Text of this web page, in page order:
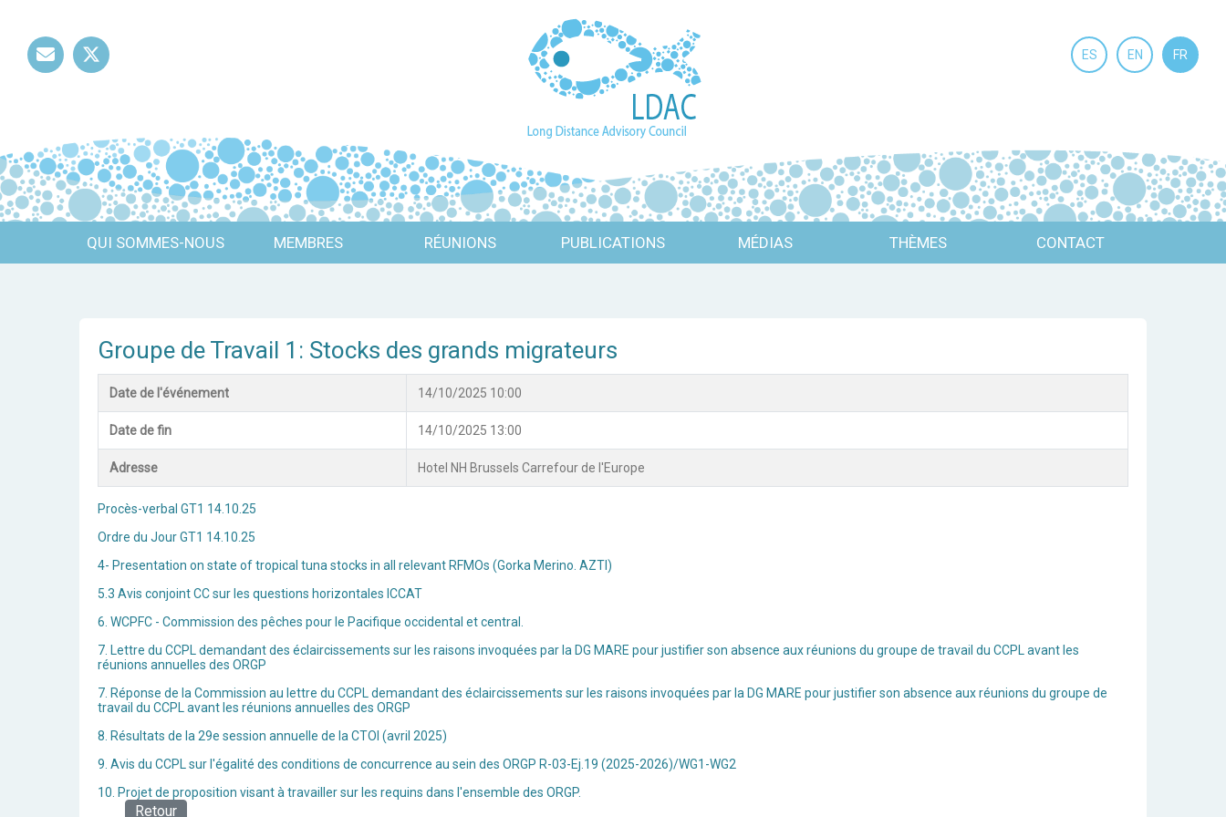
ES EN FR
QUI SOMMES-NOUS MEMBRES RÉUNIONS PUBLICATIONS MÉDIAS THÈMES CONTACT
Groupe de Travail 1: Stocks des grands migrateurs
Procès-verbal GT1 14.10.25
Ordre du Jour GT1 14.10.25
4- Presentation on state of tropical tuna stocks in all relevant RFMOs (Gorka Merino. AZTI)
5.3 Avis conjoint CC sur les questions horizontales ICCAT
6. WCPFC - Commission des pêches pour le Pacifique occidental et central.
7. Lettre du CCPL demandant des éclaircissements sur les raisons invoquées par la DG MARE pour justifier son absence aux réunions du groupe de travail du CCPL avant les
réunions annuelles des ORGP
7. Réponse de la Commission au lettre du CCPL demandant des éclaircissements sur les raisons invoquées par la DG MARE pour justifier son absence aux réunions du groupe de
travail du CCPL avant les réunions annuelles des ORGP
8. Résultats de la 29e session annuelle de la CTOI (avril 2025)
9. Avis du CCPL sur l'égalité des conditions de concurrence au sein des ORGP R-03-Ej.19 (2025-2026)/WG1-WG2
10. Projet de proposition visant à travailler sur les requins dans l'ensemble des ORGP.
Date de l'événement 14/10/2025 10:00
Date de fin 14/10/2025 13:00
Adresse Hotel NH Brussels Carrefour de l'Europe
Retour